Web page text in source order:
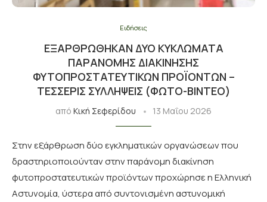
Ειδήσεις
ΕΞΑΡΘΡΏΘΗΚΑΝ ΔΎΟ ΚΥΚΛΏΜΑΤΑ
ΠΑΡΆΝΟΜΗΣ ΔΙΑΚΊΝΗΣΗΣ
ΦΥΤΟΠΡΟΣΤΑΤΕΥΤΙΚΏΝ ΠΡΟΪΌΝΤΩΝ –
ΤΈΣΣΕΡΙΣ ΣΥΛΛΉΨΕΙΣ (ΦΩΤΟ-ΒΙΝΤΕΟ)
από Κική Σεφερίδου 13 Μαΐου 2026
Στην εξάρθρωση δύο εγκληματικών οργανώσεων που
δραστηριοποιούνταν στην παράνομη διακίνηση
φυτοπροστατευτικών προϊόντων προχώρησε η Ελληνική
Αστυνομία, ύστερα από συντονισμένη αστυνομική